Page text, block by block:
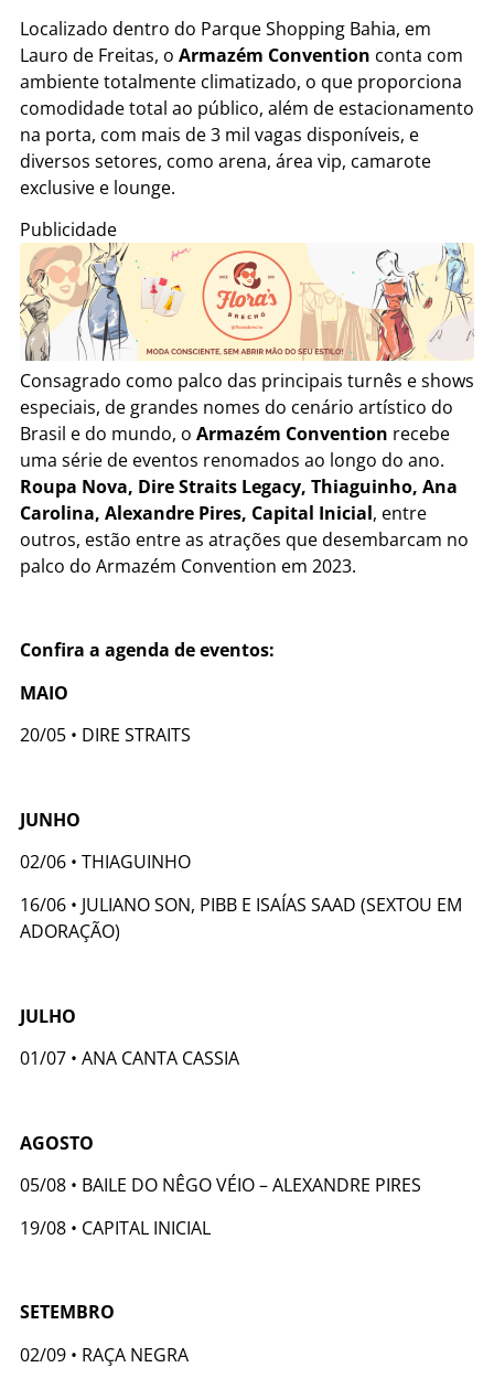
Localizado dentro do Parque Shopping Bahia, em
Lauro de Freitas, o Armazém Convention conta com
ambiente totalmente climatizado, o que proporciona
comodidade total ao público, além de estacionamento
na porta, com mais de 3 mil vagas disponíveis, e
diversos setores, como arena, área vip, camarote
exclusive e lounge.
Publicidade
Consagrado como palco das principais turnês e shows
especiais, de grandes nomes do cenário artístico do
Brasil e do mundo, o Armazém Convention recebe
uma série de eventos renomados ao longo do ano.
Roupa Nova, Dire Straits Legacy, Thiaguinho, Ana
Carolina, Alexandre Pires, Capital Inicial, entre
outros, estão entre as atrações que desembarcam no
palco do Armazém Convention em 2023.
Confira a agenda de eventos:
MAIO
20/05 • DIRE STRAITS
JUNHO
02/06 • THIAGUINHO
16/06 • JULIANO SON, PIBB E ISAÍAS SAAD (SEXTOU EM
ADORAÇÃO)
JULHO
01/07 • ANA CANTA CASSIA
AGOSTO
05/08 • BAILE DO NÊGO VÉIO – ALEXANDRE PIRES
19/08 • CAPITAL INICIAL
SETEMBRO
02/09 • RAÇA NEGRA